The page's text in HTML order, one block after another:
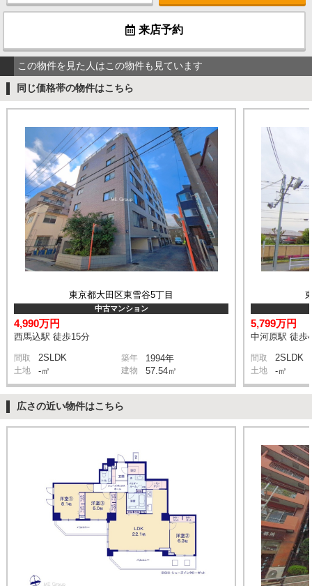
来店予約
この物件を見た人はこの物件も見ています
同じ価格帯の物件はこちら
東京都大田区東雪谷5丁目
中古マンション
4,990万円
西馬込駅 徒歩15分
間取 2SLDK 築年 1994年
土地 -㎡ 建物 57.54㎡
5,799万円
中河原駅 徒歩
間取 2SLDK
土地 -㎡
広さの近い物件はこちら